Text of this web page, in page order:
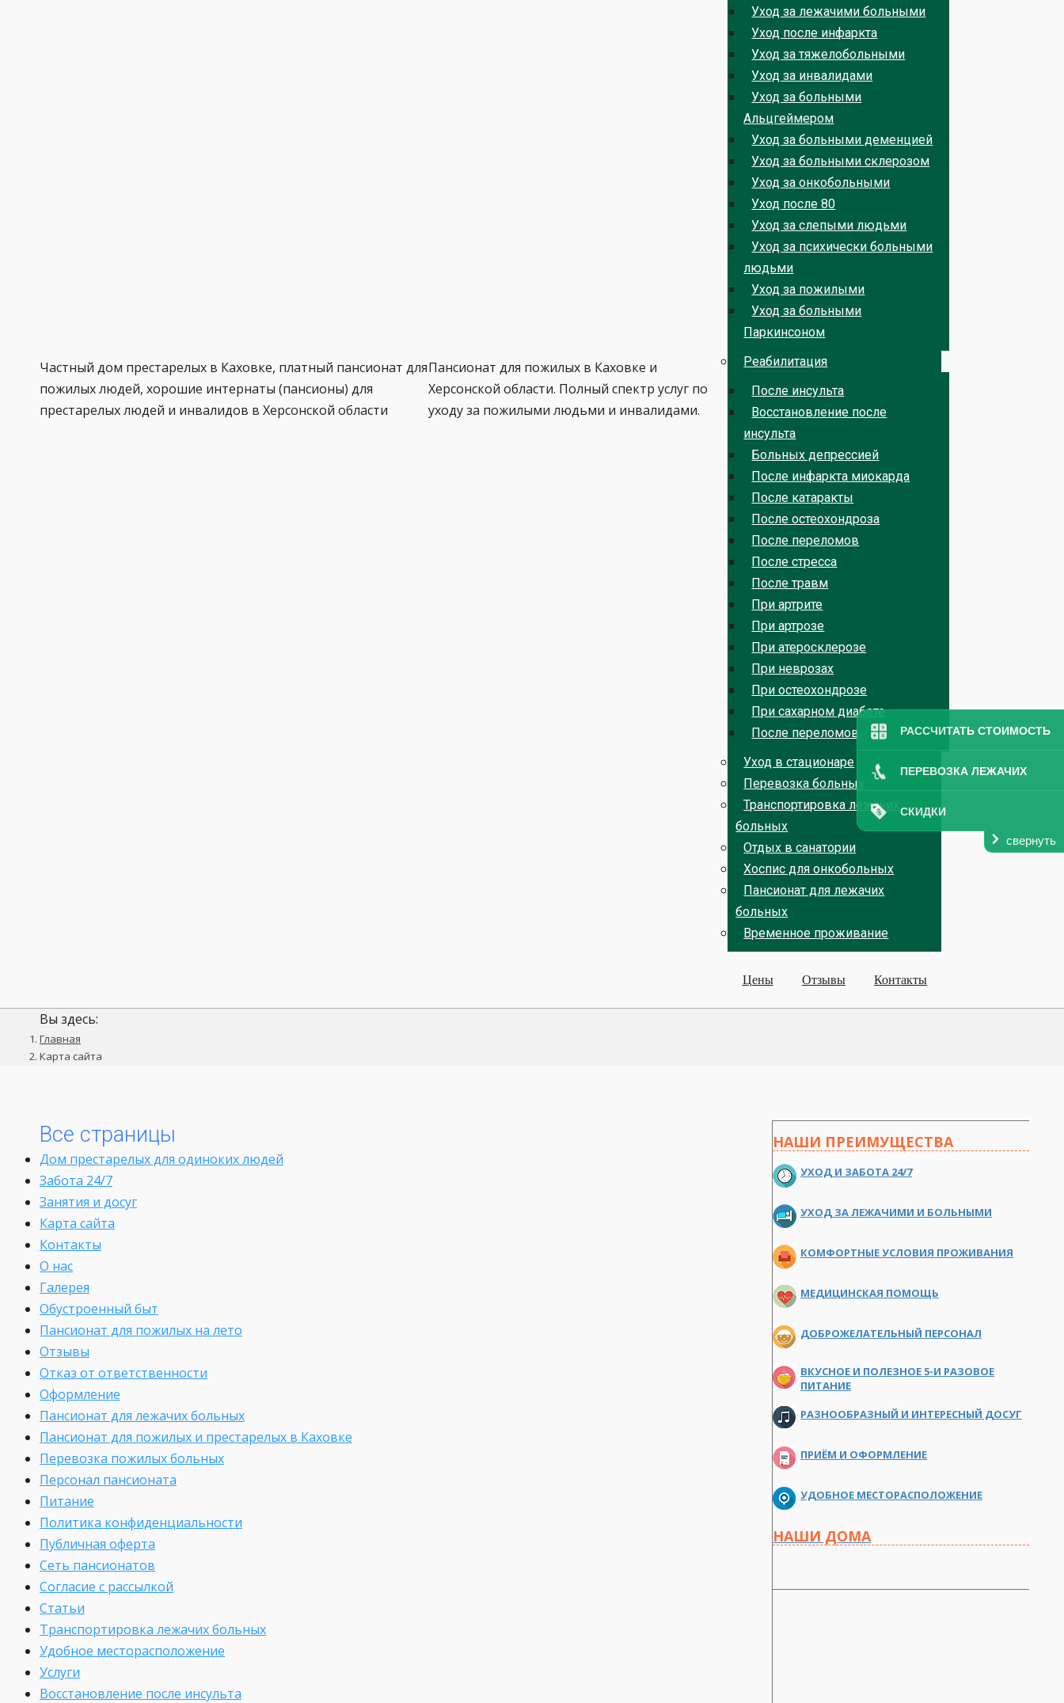
РАССЧИТАТЬ СТОИМОСТЬ
ПЕРЕВОЗКА ЛЕЖАЧИХ
СКИДКИ
свернуть
Частный дом престарелых в Каховке, платный пансионат для
пожилых людей, хорошие интернаты (пансионы) для
престарелых людей и инвалидов в Херсонской области
Пансионат для пожилых в Каховке и
Херсонской области. Полный спектр услуг по
уходу за пожилыми людьми и инвалидами.
Уход за лежачими больными
Уход после инфаркта
Уход за тяжелобольными
Уход за инвалидами
Уход за больными
Альцгеймером
Уход за больными деменцией
Уход за больными склерозом
Уход за онкобольными
Уход после 80
Уход за слепыми людьми
Уход за психически больными
людьми
Уход за пожилыми
Уход за больными
Паркинсоном
Реабилитация
После инсульта
Восстановление после
инсульта
Больных депрессией
После инфаркта миокарда
После катаракты
После остеохондроза
После переломов
После стресса
После травм
При артрите
При артрозе
При атеросклерозе
При неврозах
При остеохондрозе
При сахарном диабете
После переломов
Уход в стационаре
Перевозка больных
Транспортировка лежачих
больных
Отдых в санатории
Хоспис для онкобольных
Пансионат для лежачих
больных
Временное проживание
Цены Отзывы Контакты
Вы здесь:
Главная
Карта сайта
Все страницы
Дом престарелых для одиноких людей
Забота 24/7
Занятия и досуг
Карта сайта
Контакты
О нас
Галерея
Обустроенный быт
Пансионат для пожилых на лето
Отзывы
Отказ от ответственности
Оформление
Пансионат для лежачих больных
Пансионат для пожилых и престарелых в Каховке
Перевозка пожилых больных
Персонал пансионата
Питание
Политика конфиденциальности
Публичная оферта
Сеть пансионатов
Согласие с рассылкой
Статьи
Транспортировка лежачих больных
Удобное месторасположение
Услуги
Восстановление после инсульта
НАШИ ПРЕИМУЩЕСТВА
УХОД И ЗАБОТА 24/7
УХОД ЗА ЛЕЖАЧИМИ И БОЛЬНЫМИ
КОМФОРТНЫЕ УСЛОВИЯ ПРОЖИВАНИЯ
МЕДИЦИНСКАЯ ПОМОЩЬ
ДОБРОЖЕЛАТЕЛЬНЫЙ ПЕРСОНАЛ
ВКУСНОЕ И ПОЛЕЗНОЕ 5-И РАЗОВОЕ
ПИТАНИЕ
РАЗНООБРАЗНЫЙ И ИНТЕРЕСНЫЙ ДОСУГ
ПРИЁМ И ОФОРМЛЕНИЕ
УДОБНОЕ МЕСТОРАСПОЛОЖЕНИЕ
НАШИ ДОМА